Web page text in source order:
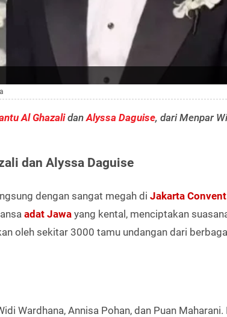
Al Ghazalidan Alyssa Daguise, dari Menpar
dan Alyssa Daguise
dengan sangat megah di Jakarta
adat Jawa yang kental, menciptakan
oleh sekitar 3000 tamu undangan dari
Wardhana, Annisa Pohan, dan Puan Maharani.